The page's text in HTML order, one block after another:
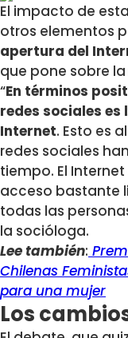
El impacto de
otros elementos
apertura del
que pone sobre
“En términos
redes sociales
Internet. Esto es
redes sociales
tiempo. El
acceso bastante
todas las
la socióloga.
Lee también:
Chilenas
para una mujer
Los